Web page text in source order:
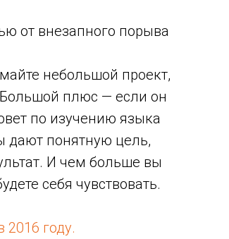
от внезапного порыва
небольшой проект,
плюс — если он
по изучению языка
дают понятную цель,
И чем больше вы
себя чувствовать.
году.